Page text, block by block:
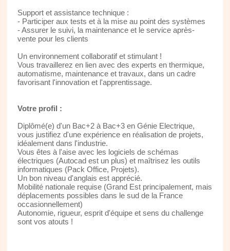
Support et assistance technique :
- Participer aux tests et à la mise au point des systèmes
- Assurer le suivi, la maintenance et le service après-
vente pour les clients
Un environnement collaboratif et stimulant !
Vous travaillerez en lien avec des experts en thermique,
automatisme, maintenance et travaux, dans un cadre
favorisant l'innovation et l'apprentissage.
Votre profil :
Diplômé(e) d'un Bac+2 à Bac+3 en Génie Electrique,
vous justifiez d'une expérience en réalisation de projets,
idéalement dans l'industrie.
Vous êtes à l'aise avec les logiciels de schémas
électriques (Autocad est un plus) et maîtrisez les outils
informatiques (Pack Office, Projets).
Un bon niveau d'anglais est apprécié.
Mobilité nationale requise (Grand Est principalement, mais
déplacements possibles dans le sud de la France
occasionnellement)
Autonomie, rigueur, esprit d'équipe et sens du challenge
sont vos atouts !